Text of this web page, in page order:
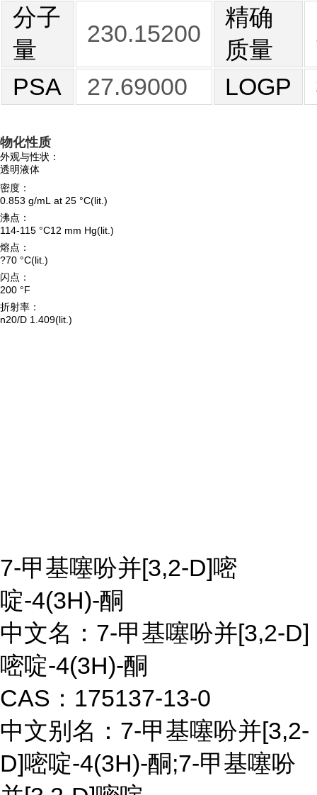
分子
量
230.15200
精确
质量
PSA
27.69000 LOGP
物化性质
外观与性状：
透明液体
密度：
0.853 g/mL at 25 °C(lit.)
沸点：
114-115 °C12 mm Hg(lit.)
熔点：
?70 °C(lit.)
闪点：
200 °F
折射率：
n20/D 1.409(lit.)
7-甲基噻吩并[3,2-D]嘧
啶-4(3H)-酮
中文名：7-甲基噻吩并[3,2-D]
嘧啶-4(3H)-酮
CAS：175137-13-0
中文别名：7-甲基噻吩并[3,2-
D]嘧啶-4(3H)-酮;7-甲基噻吩